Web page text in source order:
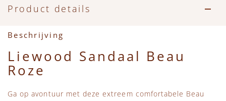
Accessoires
Zwemkleding
Zwemkleding
Feestkleding
Speelgoed
Beren, Speendoekjes en Knuffeldoekjes
Tassen
MarMar Copenhagen
Mini Rodini
+1 in the family
Product details
Beschrijving
Liewood Sandaal Beau
Roze
Ga op avontuur met deze extreem comfortabele Beau